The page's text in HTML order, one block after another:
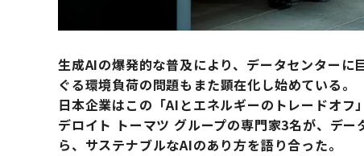
生成AIの爆発的な普及により、データセンターに
ぐる環境負荷の問題もまた顕在化し始めている。
日本企業はこの「AIとエネルギーのトレードオフ
デロイト トーマツ グループの専門家3名が、デ
ら、サステナブルなAIのあり方を語り合った。